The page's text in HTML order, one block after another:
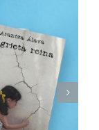
solidario 2026